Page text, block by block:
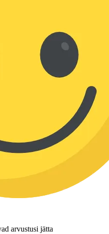
arvustusi jätta